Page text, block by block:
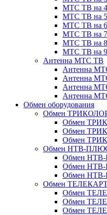
МТС ТВ на
МТС ТВ на
МТС ТВ на
МТС ТВ на
МТС ТВ на
МТС ТВ на
Антенна МТС ТВ
Антенна
Антенна
Антенна
Антенна
Обмен оборудования
Обмен
Обмен
Обмен
Обмен
Обмен НТВ-
Обмен НТВ-
Обмен НТВ-
Обмен
Обмен
Обмен
Обмен
Обмен